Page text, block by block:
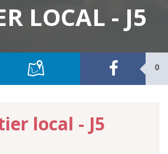
Mullerthal Trail
Partenaires
Service
LOCAL - J5
0
local - J5